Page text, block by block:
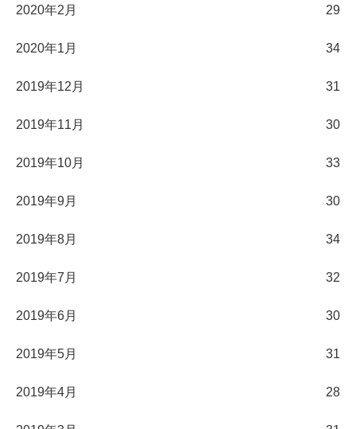
2020年2月 29
2020年1月 34
2019年12月 31
2019年11月 30
2019年10月 33
2019年9月 30
2019年8月 34
2019年7月 32
2019年6月 30
2019年5月 31
2019年4月 28